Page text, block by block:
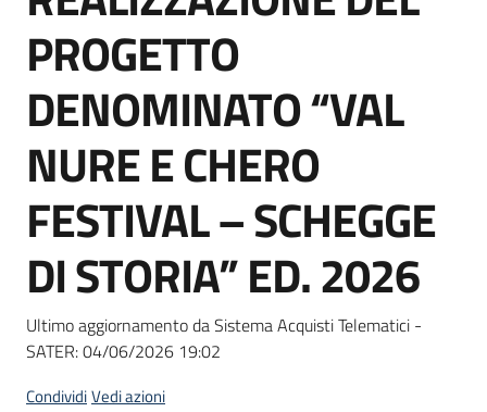
English
site
Seguici
su
PROGETTO
DENOMINATO “VAL
NURE E CHERO
FESTIVAL – SCHEGGE
DI STORIA” ED. 2026
Ultimo aggiornamento da Sistema Acquisti Telematici -
SATER:04/06/2026 19:02
CondividiVedi azioni